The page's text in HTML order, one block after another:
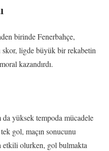
birinde Fenerbahçe,
skor, ligde büyük bir rekabetin
kazandırdı.
yüksek tempoda mücadele
gol, maçın sonucunu
etkili olurken, gol bulmakta